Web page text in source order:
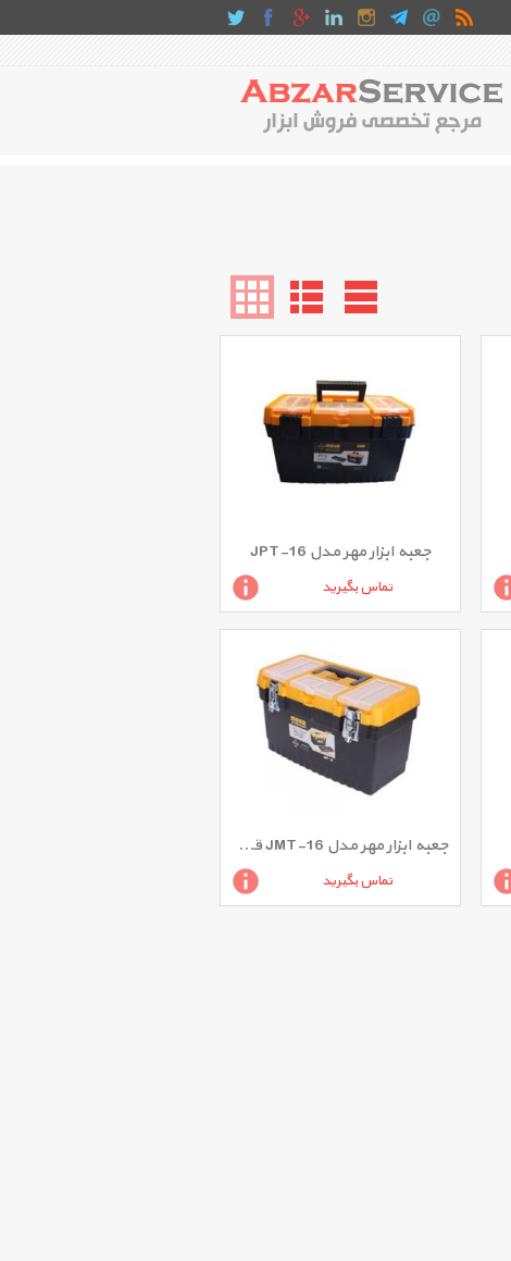
جعبه ابزار مهر مدل JPT-16
تماس بگیرید
جعبه ابزار مهر مدل JMT-16 قفل فلزی 16 اینچ
تماس بگیرید